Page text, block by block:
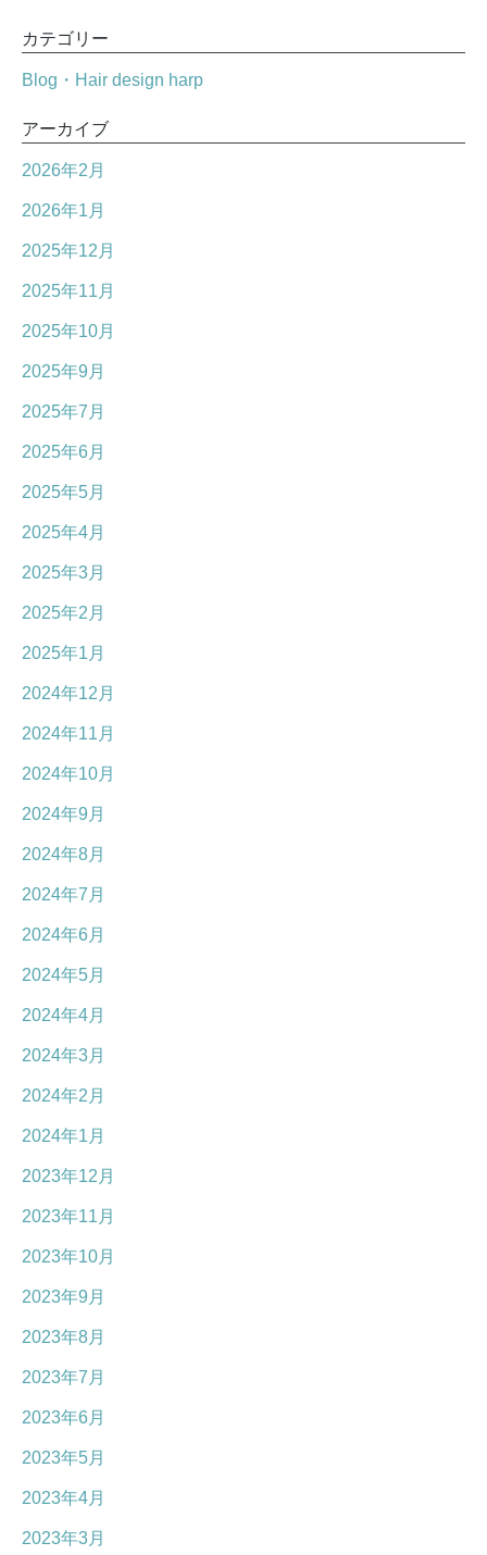
カテゴリー
Blog・Hair design harp
アーカイブ
2026年2月
2026年1月
2025年12月
2025年11月
2025年10月
2025年9月
2025年7月
2025年6月
2025年5月
2025年4月
2025年3月
2025年2月
2025年1月
2024年12月
2024年11月
2024年10月
2024年9月
2024年8月
2024年7月
2024年6月
2024年5月
2024年4月
2024年3月
2024年2月
2024年1月
2023年12月
2023年11月
2023年10月
2023年9月
2023年8月
2023年7月
2023年6月
2023年5月
2023年4月
2023年3月